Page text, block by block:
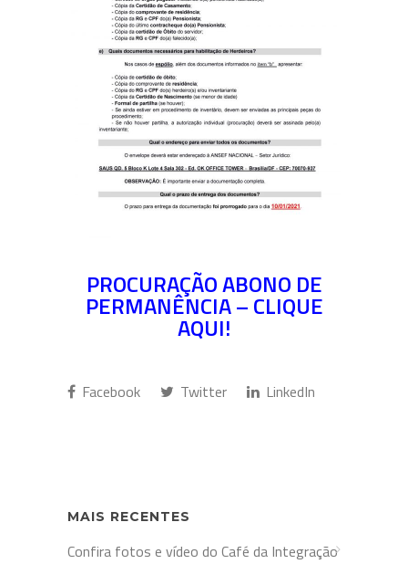
PROCURAÇÃO ABONO DE
PERMANÊNCIA – CLIQUE
AQUI!
Facebook Twitter LinkedIn
MAIS RECENTES
Confira fotos e vídeo do Café da Integração